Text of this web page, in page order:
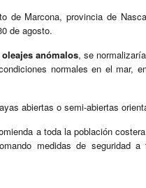
de Marcona, provincia de
de agosto.
oleajes anómalos, se
normales en el mar,
abiertas o semi-abiertas
a toda la población
medidas de seguridad